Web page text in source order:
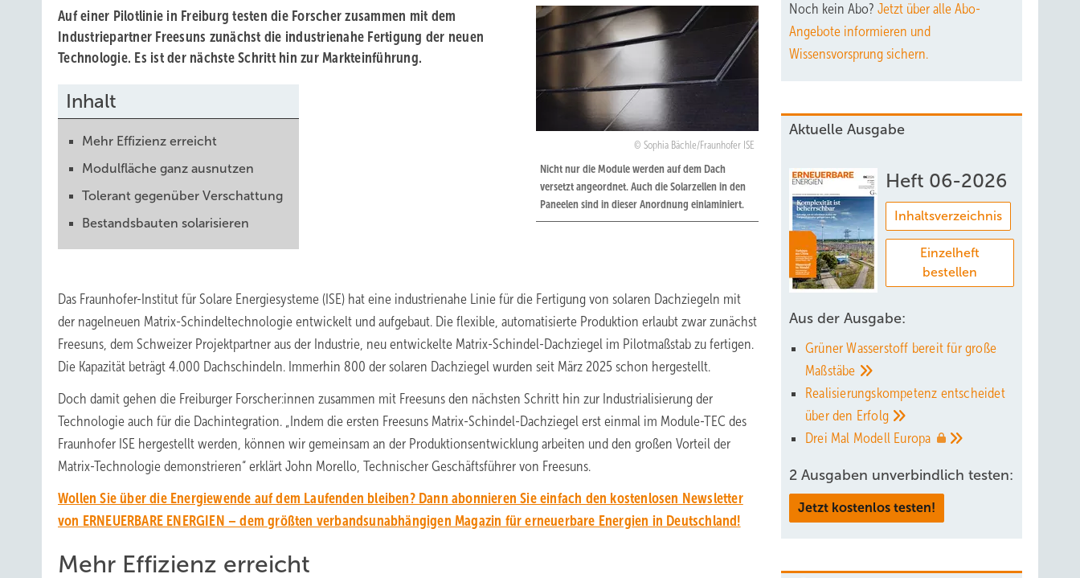
Sophia Bächle/Fraunhofer ISE
Nicht nur die Module werden auf dem Dach
versetzt angeordnet. Auch die Solarzellen in den
Paneelen sind in dieser Anordnung einlaminiert.
Auf einer Pilotlinie in Freiburg testen die Forscher zusammen mit dem
Industriepartner Freesuns zunächst die industrienahe Fertigung der neuen
Technologie. Es ist der nächste Schritt hin zur Markteinführung.
Inhalt
Mehr Effizienz erreicht
Modulfläche ganz ausnutzen
Tolerant gegenüber Verschattung
Bestandsbauten solarisieren
Das Fraunhofer-Institut für Solare Energiesysteme (ISE) hat eine industrienahe Linie für die Fertigung von solaren Dachziegeln mit
der nagelneuen Matrix-Schindeltechnologie entwickelt und aufgebaut. Die flexible, automatisierte Produktion erlaubt zwar zunächst
Freesuns, dem Schweizer Projektpartner aus der Industrie, neu entwickelte Matrix-Schindel-Dachziegel im Pilotmaßstab zu fertigen.
Die Kapazität beträgt 4.000 Dachschindeln. Immerhin 800 der solaren Dachziegel wurden seit März 2025 schon hergestellt.
Doch damit gehen die Freiburger Forscher:innen zusammen mit Freesuns den nächsten Schritt hin zur Industrialisierung der
Technologie auch für die Dachintegration. „Indem die ersten Freesuns Matrix-Schindel-Dachziegel erst einmal im Module-TEC des
Fraunhofer ISE hergestellt werden, können wir gemeinsam an der Produktionsentwicklung arbeiten und den großen Vorteil der
Matrix-Technologie demonstrieren“ erklärt John Morello, Technischer Geschäftsführer von Freesuns.
Wollen Sie über die Energiewende auf dem Laufenden bleiben? Dann abonnieren Sie einfach den kostenlosen Newsletter
von ERNEUERBARE ENERGIEN – dem größten verbandsunabhängigen Magazin für erneuerbare Energien in Deutschland!
Mehr Effizienz erreicht
Noch kein Abo? Jetzt über alle Abo-
Angebote informieren und
Wissensvorsprung sichern.
Aktuelle Ausgabe
Heft 06-2026
Inhaltsverzeichnis
Einzelheft
bestellen
Aus der Ausgabe:
Grüner Wasserstoff bereit für große
Maßstäbe
Realisierungskompetenz entscheidet
über den Erfolg
Drei Mal Modell Europa
2 Ausgaben unverbindlich testen:
Jetzt kostenlos testen!